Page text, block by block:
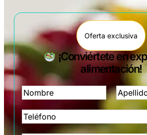
Oferta exclusiva
¡Conviértete en
alimentación!